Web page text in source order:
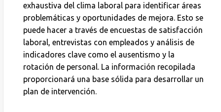
exhaustiva del clima laboral para identificar áreas
problemáticas y oportunidades de mejora. Esto se
puede hacer a través de encuestas de satisfacción
laboral, entrevistas con empleados y análisis de
indicadores clave como el ausentismo y la
rotación de personal. La información recopilada
proporcionará una base sólida para desarrollar un
plan de intervención.